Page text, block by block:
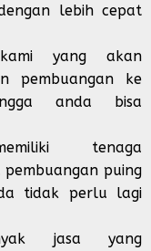
lebih cepat
yang akan
pembuangan ke
anda bisa
tenaga
puing
tidak perlu lagi
jasa yang